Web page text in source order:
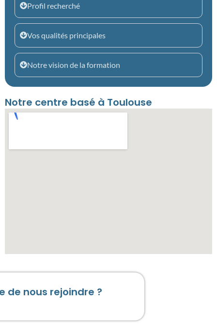
Profil recherché
Vos qualités principales
Notre vision de la formation
Notre centre basé à Toulouse
de nous rejoindre ?